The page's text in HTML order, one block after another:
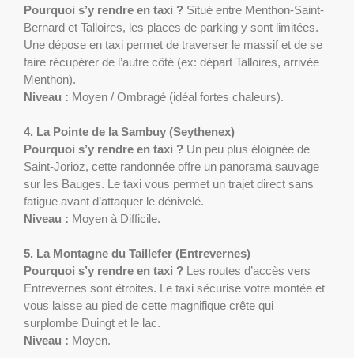
Pourquoi s’y rendre en taxi ? Situé entre Menthon-Saint-
Bernard et Talloires, les places de parking y sont limitées.
Une dépose en taxi permet de traverser le massif et de se
faire récupérer de l’autre côté (ex: départ Talloires, arrivée
Menthon).
Niveau : Moyen / Ombragé (idéal fortes chaleurs).
4. La Pointe de la Sambuy (Seythenex)
Pourquoi s’y rendre en taxi ? Un peu plus éloignée de
Saint-Jorioz, cette randonnée offre un panorama sauvage
sur les Bauges. Le taxi vous permet un trajet direct sans
fatigue avant d’attaquer le dénivelé.
Niveau : Moyen à Difficile.
5. La Montagne du Taillefer (Entrevernes)
Pourquoi s’y rendre en taxi ? Les routes d’accès vers
Entrevernes sont étroites. Le taxi sécurise votre montée et
vous laisse au pied de cette magnifique crête qui
surplombe Duingt et le lac.
Niveau : Moyen.